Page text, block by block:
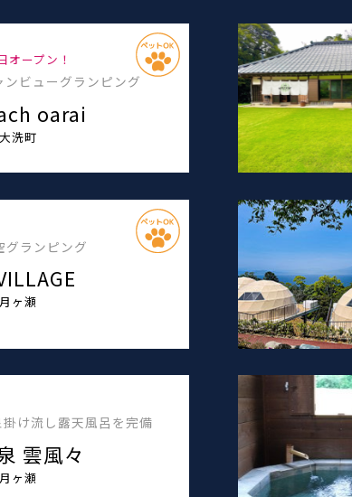
オープン！
ンビューグランピング
oarai
洗町
グランピング
ヶ瀬
け流し露天風呂を完備
雲風々
ヶ瀬